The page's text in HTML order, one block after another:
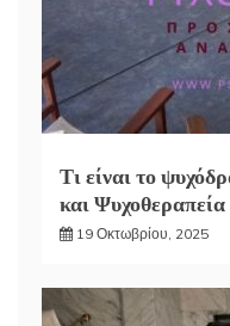
Τι είναι το
και Ψυχοθεραπεία
19 Οκτωβρίου, 2025